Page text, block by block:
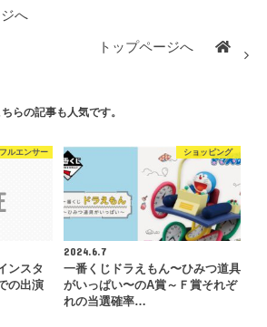
へ
トップページへ
ちらの記事も人気です。
ルエンサー
ンスタ
の出演
ショッピング
2024.6.7
⼀番くじドラえもん〜ひみつ道具
がいっぱい〜のA賞～Ｆ賞それぞ
れの当選確率…